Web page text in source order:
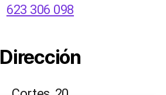
623 306 098
Dirección